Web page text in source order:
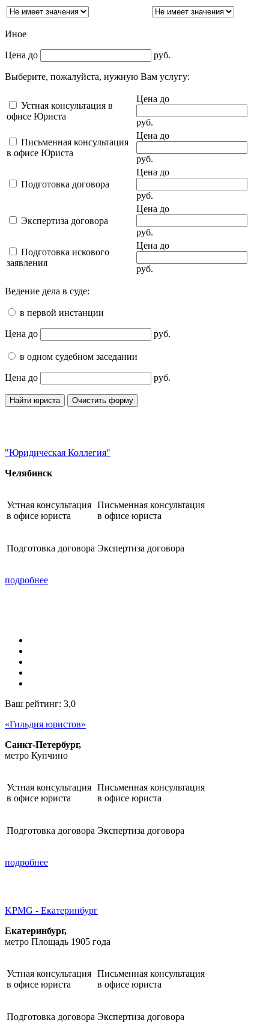
Иное
Цена до руб.
Выберите, пожалуйста, нужную Вам услугу:
Устная консультация в
офисе Юриста
Цена до
руб.
Письменная консультация
в офисе Юриста
Цена до
руб.
Подготовка договора
Цена до
руб.
Экспертиза договора
Цена до
руб.
Подготовка искового
заявления
Цена до
руб.
Ведение дела в суде:
в первой инстанции
Цена до руб.
в одном судебном заседании
Цена до руб.
"Юридическая Коллегия"
Челябинск
Устная консультация
в офисе юриста
Письменная консультация
в офисе юриста
Подготовка договора Экспертиза договора
подробнее
Ваш рейтинг: 3,0
«Гильдия юристов»
Санкт-Петербург,
метро Купчино
Устная консультация
в офисе юриста
Письменная консультация
в офисе юриста
Подготовка договора Экспертиза договора
подробнее
KPMG - Екатеринбург
Екатеринбург,
метро Площадь 1905 года
Устная консультация
в офисе юриста
Письменная консультация
в офисе юриста
Подготовка договора Экспертиза договора